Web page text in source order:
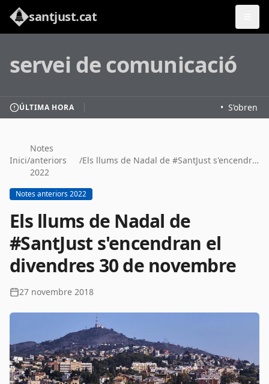
santjust.cat
servei de comunicació
ÚLTIMA HORA S’obren
Inici/
Notes
anteriors
2022
/ Els llums de Nadal de #SantJust s'encendran el divendres 30 de novembre
Notes anteriors 2022
Els llums de Nadal de
#SantJust s'encendran el
divendres 30 de novembre
27 novembre 2018